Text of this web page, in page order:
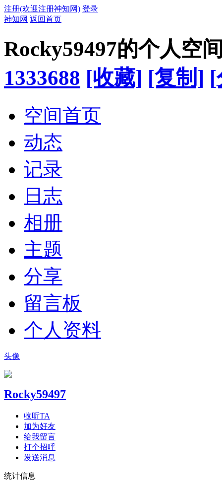
注册(欢迎注册神知网) 登录
神知网 返回首页
Rocky59497的个人空
1333688 [收藏] [复制] [
空间首页
动态
记录
日志
相册
主题
分享
留言板
个人资料
头像
Rocky59497
收听TA
加为好友
给我留言
打个招呼
发送消息
统计信息